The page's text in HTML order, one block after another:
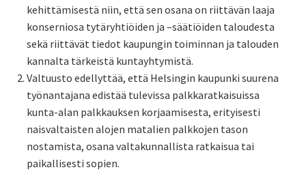
kehittämisestä niin, että sen osana on riittävän laaja
konserniosa tytäryhtiöiden ja –säätiöiden taloudesta
sekä riittävät tiedot kaupungin toiminnan ja talouden
kannalta tärkeistä kuntayhtymistä.
Valtuusto edellyttää, että Helsingin kaupunki suurena
työnantajana edistää tulevissa palkkaratkaisuissa
kunta-alan palkkauksen korjaamisesta, erityisesti
naisvaltaisten alojen matalien palkkojen tason
nostamista, osana valtakunnallista ratkaisua tai
paikallisesti sopien.